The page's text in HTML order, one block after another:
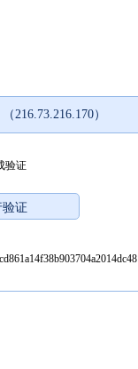
216.73.216.170）
验证